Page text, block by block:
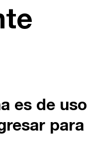
es de uso
para